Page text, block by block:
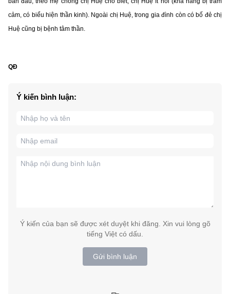
cảm, có biểu hiện thần kinh). Ngoài chị Huệ, trong gia đình còn có bố đẻ chị
Huệ cũng bị bệnh tâm thần.
QĐ
Ý kiến bình luận:
Ý kiến của bạn sẽ được xét duyệt khi đăng. Xin vui lòng gõ
tiếng Việt có dấu.
Gửi bình luận